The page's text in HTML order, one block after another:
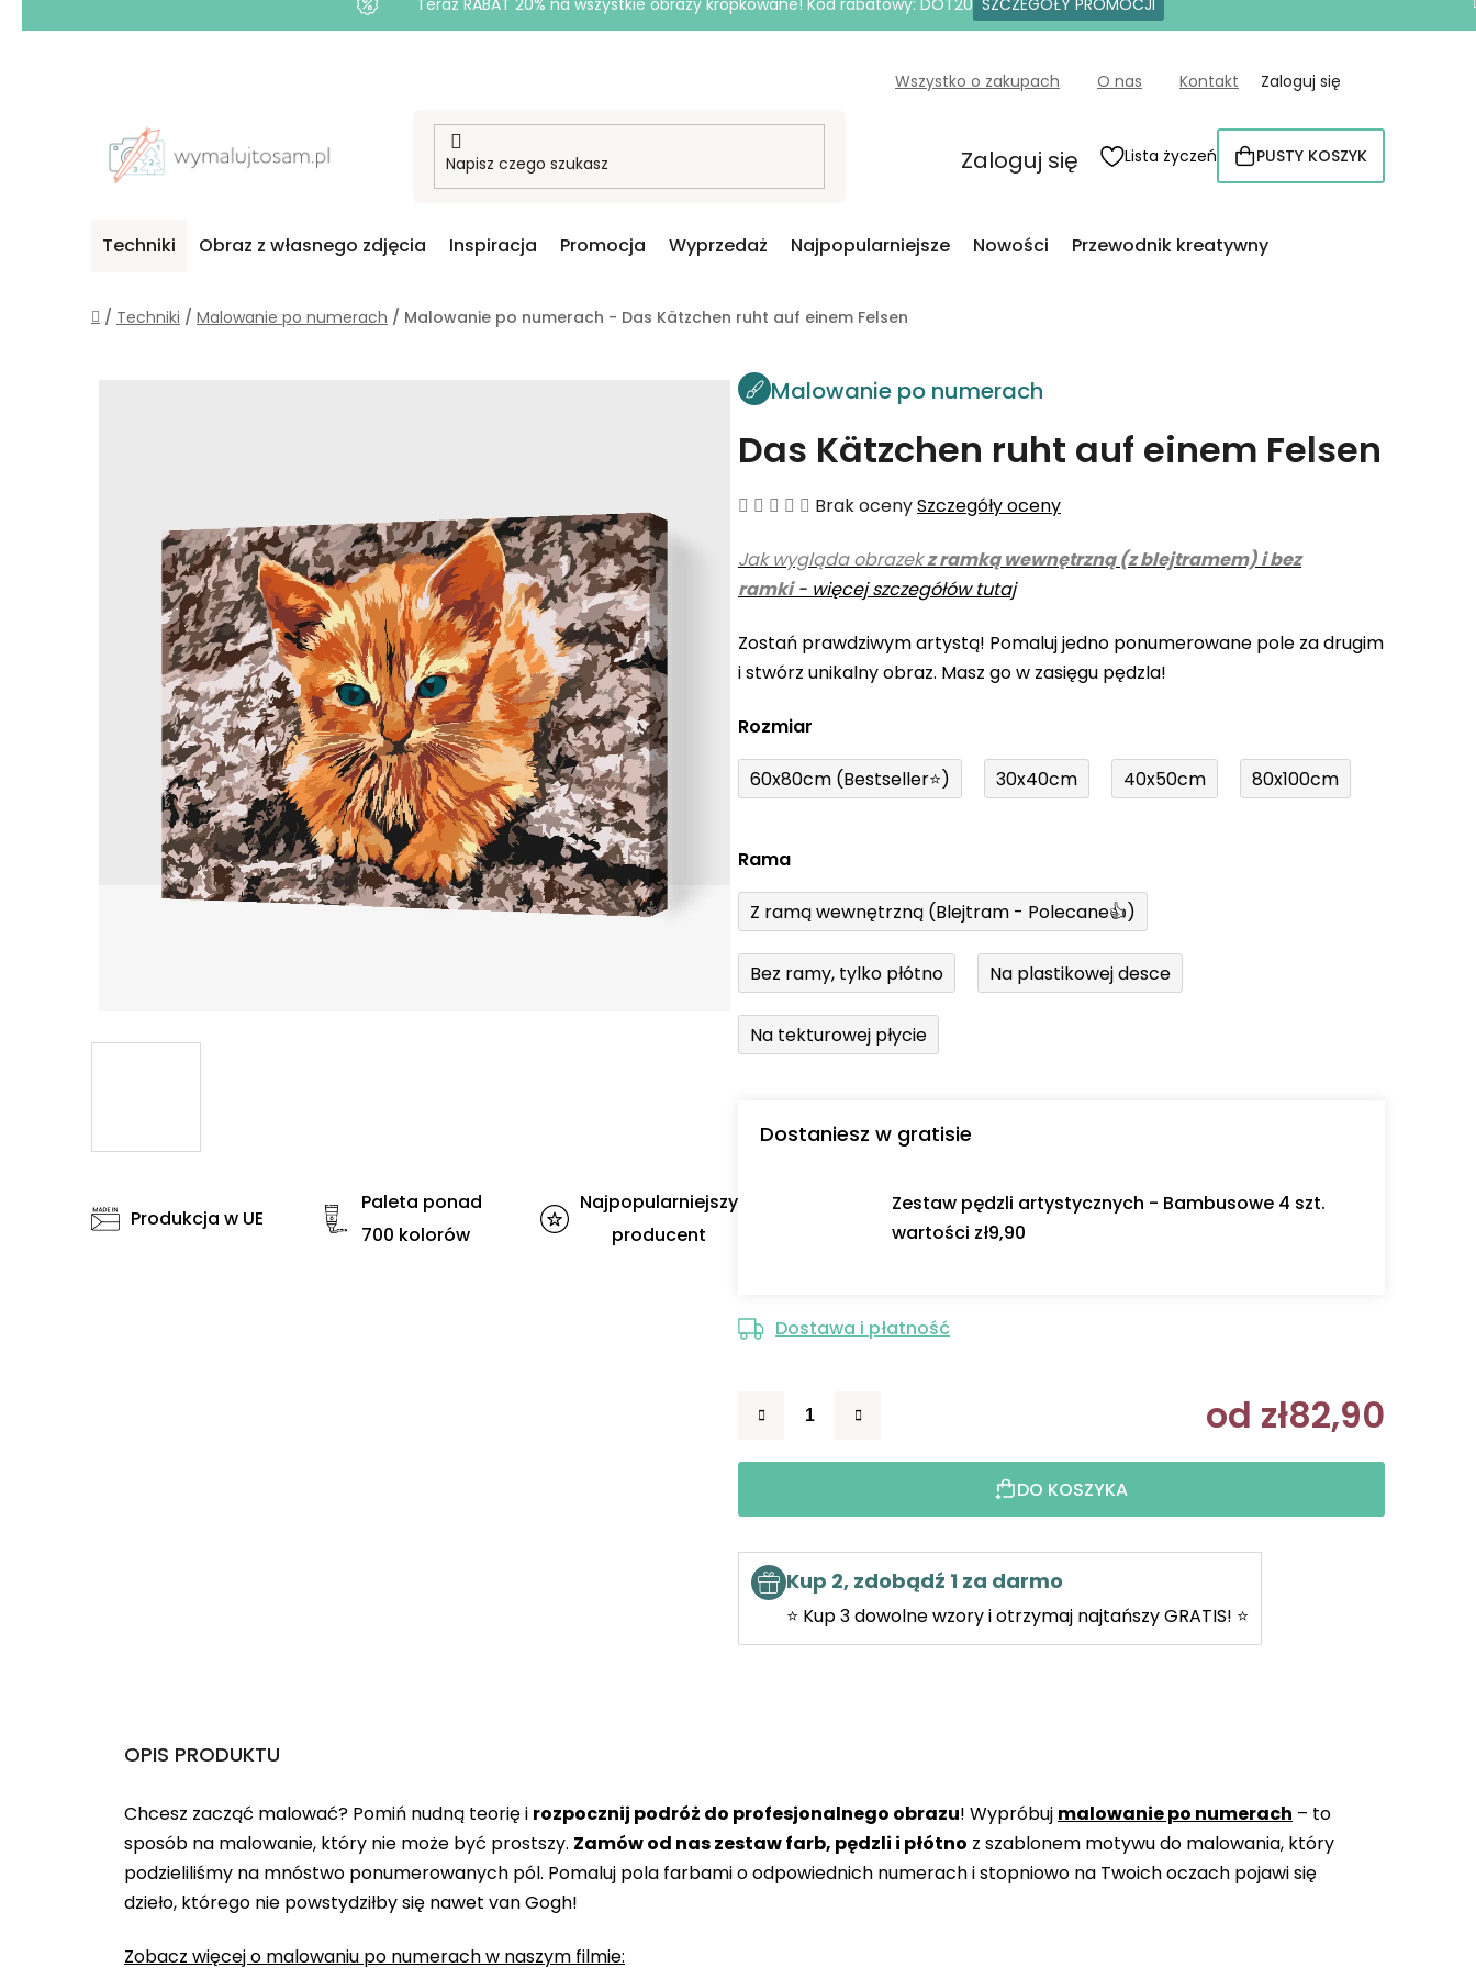
Teraz RABAT 20% na wszystkie obrazy kropkowane! Kod rabatowy: DOT20 SZCZEGÓŁY PROMOCJI
Wszystko o zakupach O nas Kontakt Zaloguj się
Zaloguj się Lista życzeń KOSZYK
PUSTY KOSZYK
Techniki Obraz z własnego zdjęcia Inspiracja Promocja Wyprzedaż Najpopularniejsze Nowości Przewodnik kreatywny
Home
/ Techniki / Malowanie po numerach / Malowanie po numerach - Das Kätzchen ruht auf einem Felsen
Malowanie po numerach
Das Kätzchen ruht auf einem Felsen
Średnia
produktu
wynosi
na
5
Brak ocenySzczegóły oceny
Jak wygląda obrazekz ramką wewnętrzną (z blejtramem) i bez
ramki- więcej szczegółów tutaj
Zostań prawdziwym artystą! Pomaluj jedno ponumerowane pole za drugim
i stwórz unikalny obraz. Masz go w zasięgu pędzla!
Rozmiar
60x80cm (Bestseller⭐) 30x40cm 40x50cm 80x100cm
Rama
Z ramą wewnętrzną (Blejtram - Polecane👍)
Bez ramy, tylko płótno Na plastikowej desce
Na tekturowej płycie
Dostaniesz w gratisie
Zestaw pędzli artystycznych - Bambusowe 4 szt.
wartości zł9,90
Dostawa i płatność
od zł82,90
DO KOSZYKA
Kup 2, zdobądź 1 za darmo
⭐ Kup 3 dowolne wzory i otrzymaj najtańszy GRATIS! ⭐
Produkcja w UE
Paleta ponad
700 kolorów
Najpopularniejszy
producent
OPIS PRODUKTU
Chcesz zacząć malować? Pomiń nudną teorię i rozpocznij podróż do profesjonalnego obrazu! Wypróbuj malowanie po numerach – to
sposób na malowanie, który nie może być prostszy. Zamów od nas zestaw farb, pędzli i płótno z szablonem motywu do malowania, który
podzieliliśmy na mnóstwo ponumerowanych pól. Pomaluj pola farbami o odpowiednich numerach i stopniowo na Twoich oczach pojawi się
dzieło, którego nie powstydziłby się nawet van Gogh!
Zobacz więcej o malowaniu po numerach w naszym filmie: